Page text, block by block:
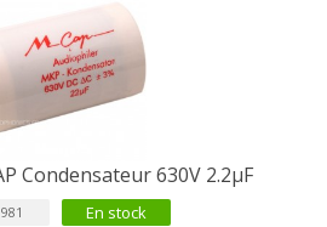
Condensateur 630V 2.2µF
En stock